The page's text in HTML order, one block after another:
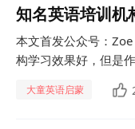
知名英语培训机
本文首发公众号：
构学习效果好，但是
大童英语启蒙